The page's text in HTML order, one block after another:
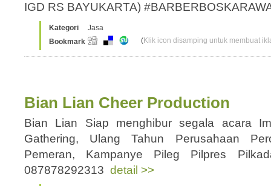
IGD RS BAYUKARTA)
Kategori
Jasa
Bookmark
(Klik icon disamping untuk membuat
Bian Lian Cheer Production
Bian Lian Siap menghibur segala acara
Gathering, Ulang Tahun Perusahaan
Pemeran, Kampanye Pileg Pilpres
087878292313 detail >>